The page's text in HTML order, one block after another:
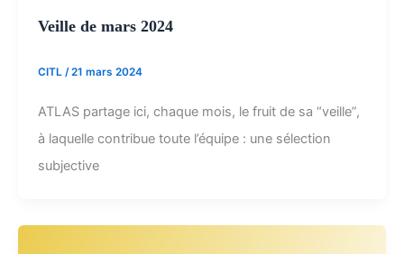
Veille de mars 2024
CITL /21 mars 2024
ATLAS partage ici, chaque mois, le fruit de sa “veille”,
à laquelle contribue toute l’équipe : une sélection
subjective